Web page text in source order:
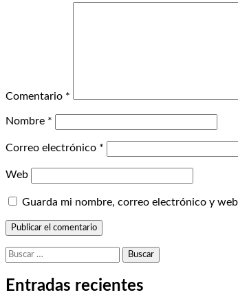
Comentario *
Nombre *
Correo electrónico *
Web
Guarda mi nombre, correo electrónico y
Buscar:
Entradas recientes